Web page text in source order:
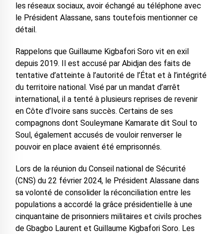
les réseaux sociaux, avoir échangé au téléphone avec
le Président Alassane, sans toutefois mentionner ce
détail.
Rappelons que Guillaume Kigbafori Soro vit en exil
depuis 2019. Il est accusé par Abidjan des faits de
tentative d’atteinte à l’autorité de l’État et à l’intégrité
du territoire national. Visé par un mandat d’arrêt
international, il a tenté à plusieurs reprises de revenir
en Côte d’Ivoire sans succès. Certains de ses
compagnons dont Souleymane Kamarate dit Soul to
Soul, également accusés de vouloir renverser le
pouvoir en place avaient été emprisonnés.
Lors de la réunion du Conseil national de Sécurité
(CNS) du 22 février 2024, le Président Alassane dans
sa volonté de consolider la réconciliation entre les
populations a accordé la grâce présidentielle à une
cinquantaine de prisonniers militaires et civils proches
de Gbagbo Laurent et Guillaume Kigbafori Soro. Les